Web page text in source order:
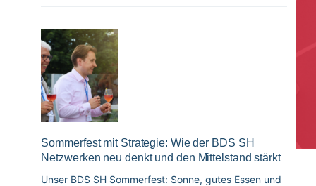
Sommerfest mit Strategie: Wie der BDS SH
Netzwerken neu denkt und den Mittelstand stärkt
Unser BDS SH Sommerfest: Sonne, gutes Essen und